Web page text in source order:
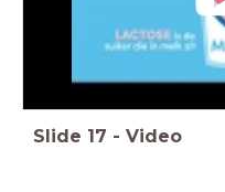
Slide 17 - Video